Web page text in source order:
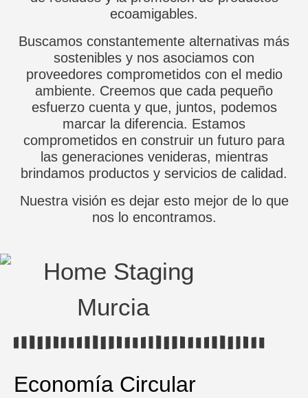
ecoamigables.
Buscamos constantemente alternativas más
sostenibles y nos asociamos con
proveedores comprometidos con el medio
ambiente. Creemos que cada pequeño
esfuerzo cuenta y que, juntos, podemos
marcar la diferencia. Estamos
comprometidos en construir un futuro para
las generaciones venideras, mientras
brindamos productos y servicios de calidad.
Nuestra visión es dejar esto mejor de lo que
nos lo encontramos.
Economía Circular